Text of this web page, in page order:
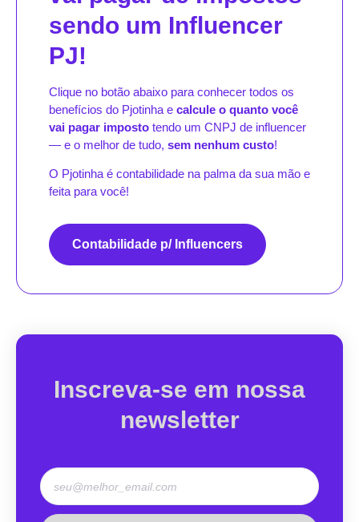
sendo um Influencer
PJ!
Clique no botão abaixo para conhecer todos os
benefícios do Pjotinha e calcule o quanto você
vai pagar imposto tendo um CNPJ de influencer
— e o melhor de tudo, sem nenhum custo!
O Pjotinha é contabilidade na palma da sua mão e
feita para você!
Contabilidade p/ Influencers
Inscreva-se em nossa
newsletter